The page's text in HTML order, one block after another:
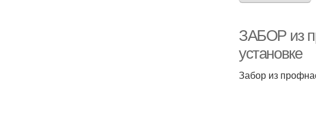
ЗАБОР из
установке
Забор из